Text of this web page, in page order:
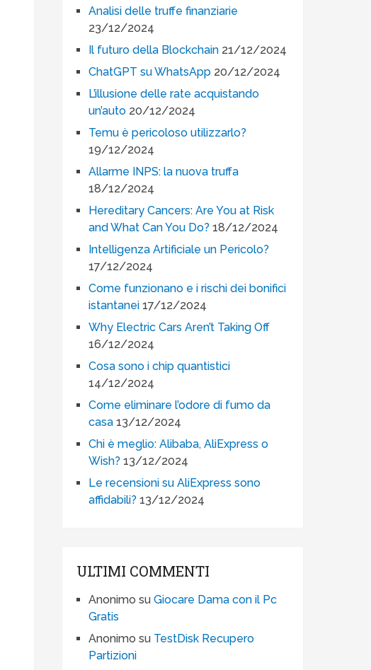
Analisi delle truffe finanziarie
23/12/2024
Il futuro della Blockchain 21/12/2024
ChatGPT su WhatsApp 20/12/2024
L’illusione delle rate acquistando
un’auto 20/12/2024
Temu è pericoloso utilizzarlo?
19/12/2024
Allarme INPS: la nuova truffa
18/12/2024
Hereditary Cancers: Are You at Risk
and What Can You Do? 18/12/2024
Intelligenza Artificiale un Pericolo?
17/12/2024
Come funzionano e i rischi dei bonifici
istantanei 17/12/2024
Why Electric Cars Aren’t Taking Off
16/12/2024
Cosa sono i chip quantistici
14/12/2024
Come eliminare l’odore di fumo da
casa 13/12/2024
Chi è meglio: Alibaba, AliExpress o
Wish? 13/12/2024
Le recensioni su AliExpress sono
affidabili? 13/12/2024
ULTIMI COMMENTI
Anonimo suGiocare Dama con il Pc
Gratis
Anonimo su TestDisk Recupero
Partizioni